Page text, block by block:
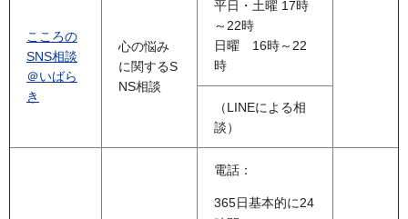
こころの
SNS相談
＠いばら
き
心の悩み
に関するS
NS相談
平日・土曜 17時
～22時
日曜 16時～22
時
（LINEによる相
談）
電話：
365日基本的に24